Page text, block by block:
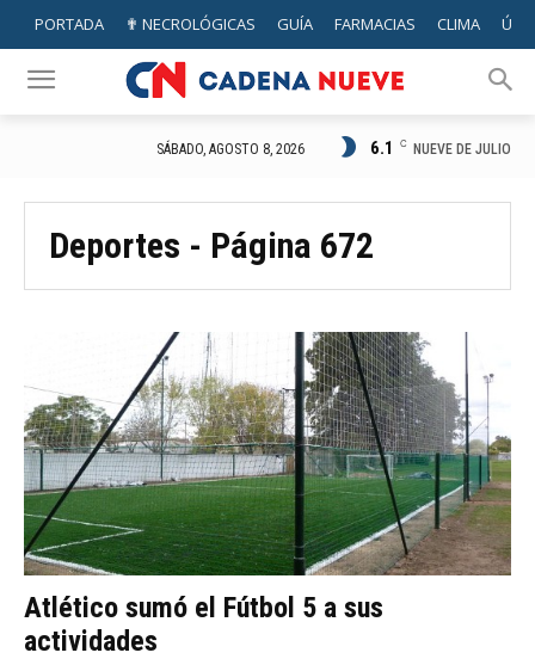
PORTADA ✟ NECROLÓGICAS GUÍA FARMACIAS CLIMA
SÁBADO, AGOSTO 8, 2026 6.1 C NUEVE DE JULIO
Deportes - Página 672
Atlético sumó el Fútbol 5 a sus
actividades